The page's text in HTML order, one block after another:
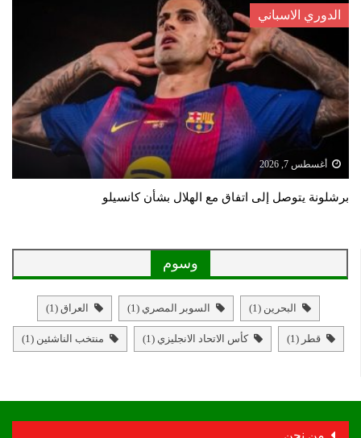
الدوري الاسباني
أغسطس 7, 2026
برشلونة يتوصل إلى اتفاق مع الهلال بشأن كانسيلو
وسوم
البحرين (1) السوبر المصري (1) العراق (1)
قطر (1) كأس الاتحاد الانجليزي (1) منتخب الناشئين (1)
من نحن